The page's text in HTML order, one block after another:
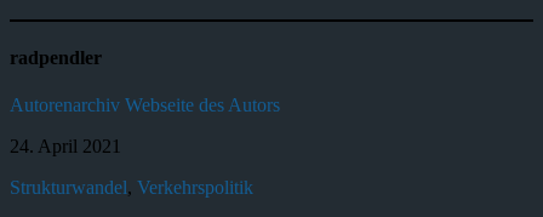
radpendler
Autorenarchiv Webseite des Autors
24. April 2021
Strukturwandel, Verkehrspolitik